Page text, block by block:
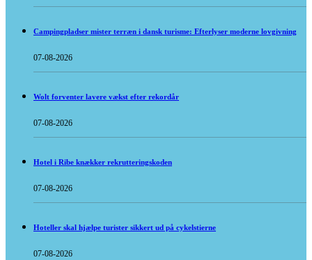
Campingpladser mister terræn i dansk turisme: Efterlyser moderne lovgivning
07-08-2026
Wolt forventer lavere vækst efter rekordår
07-08-2026
Hotel i Ribe knækker rekrutteringskoden
07-08-2026
Hoteller skal hjælpe turister sikkert ud på cykelstierne
07-08-2026